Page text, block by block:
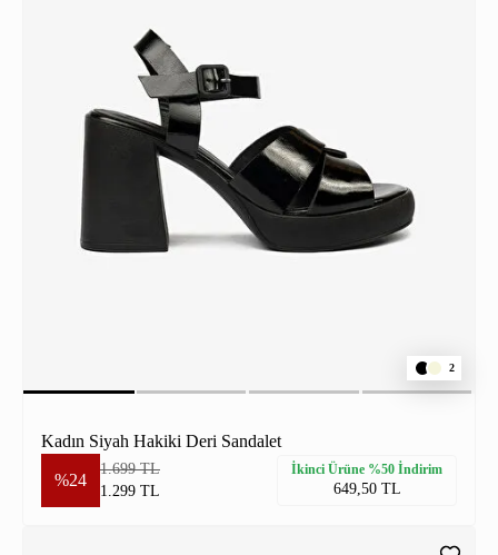
2
Kadın Siyah Hakiki Deri Sandalet
%24
1.699 TL
1.299 TL
İkinci Ürüne %50 İndirim
649,50 TL